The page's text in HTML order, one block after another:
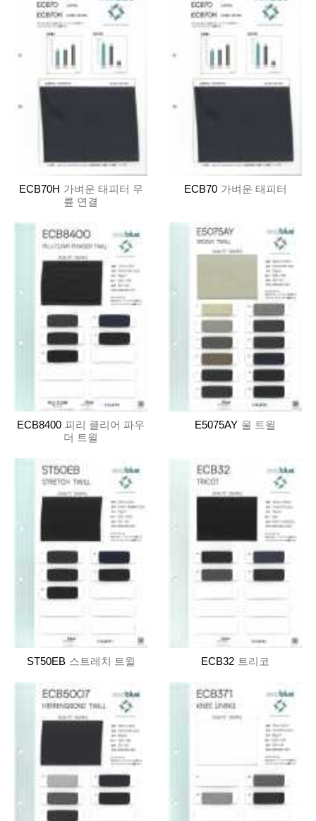
ECB70H 가벼운 태피터 무
릎 연결
ECB70 가벼운 태피터
ECB8400 피리 클리어 파우
더 트윌
E5075AY 울 트윌
ST50EB 스트레치 트윌 ECB32 트리코